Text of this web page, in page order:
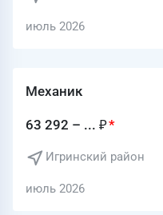
июль 2026
Механик
63 292 – ... ₽
Игринский район
июль 2026